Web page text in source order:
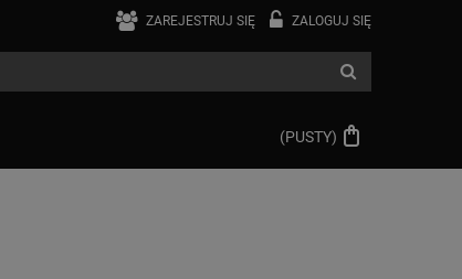
ZAREJESTRUJ SIĘ ZALOGUJ SIĘ
(PUSTY)